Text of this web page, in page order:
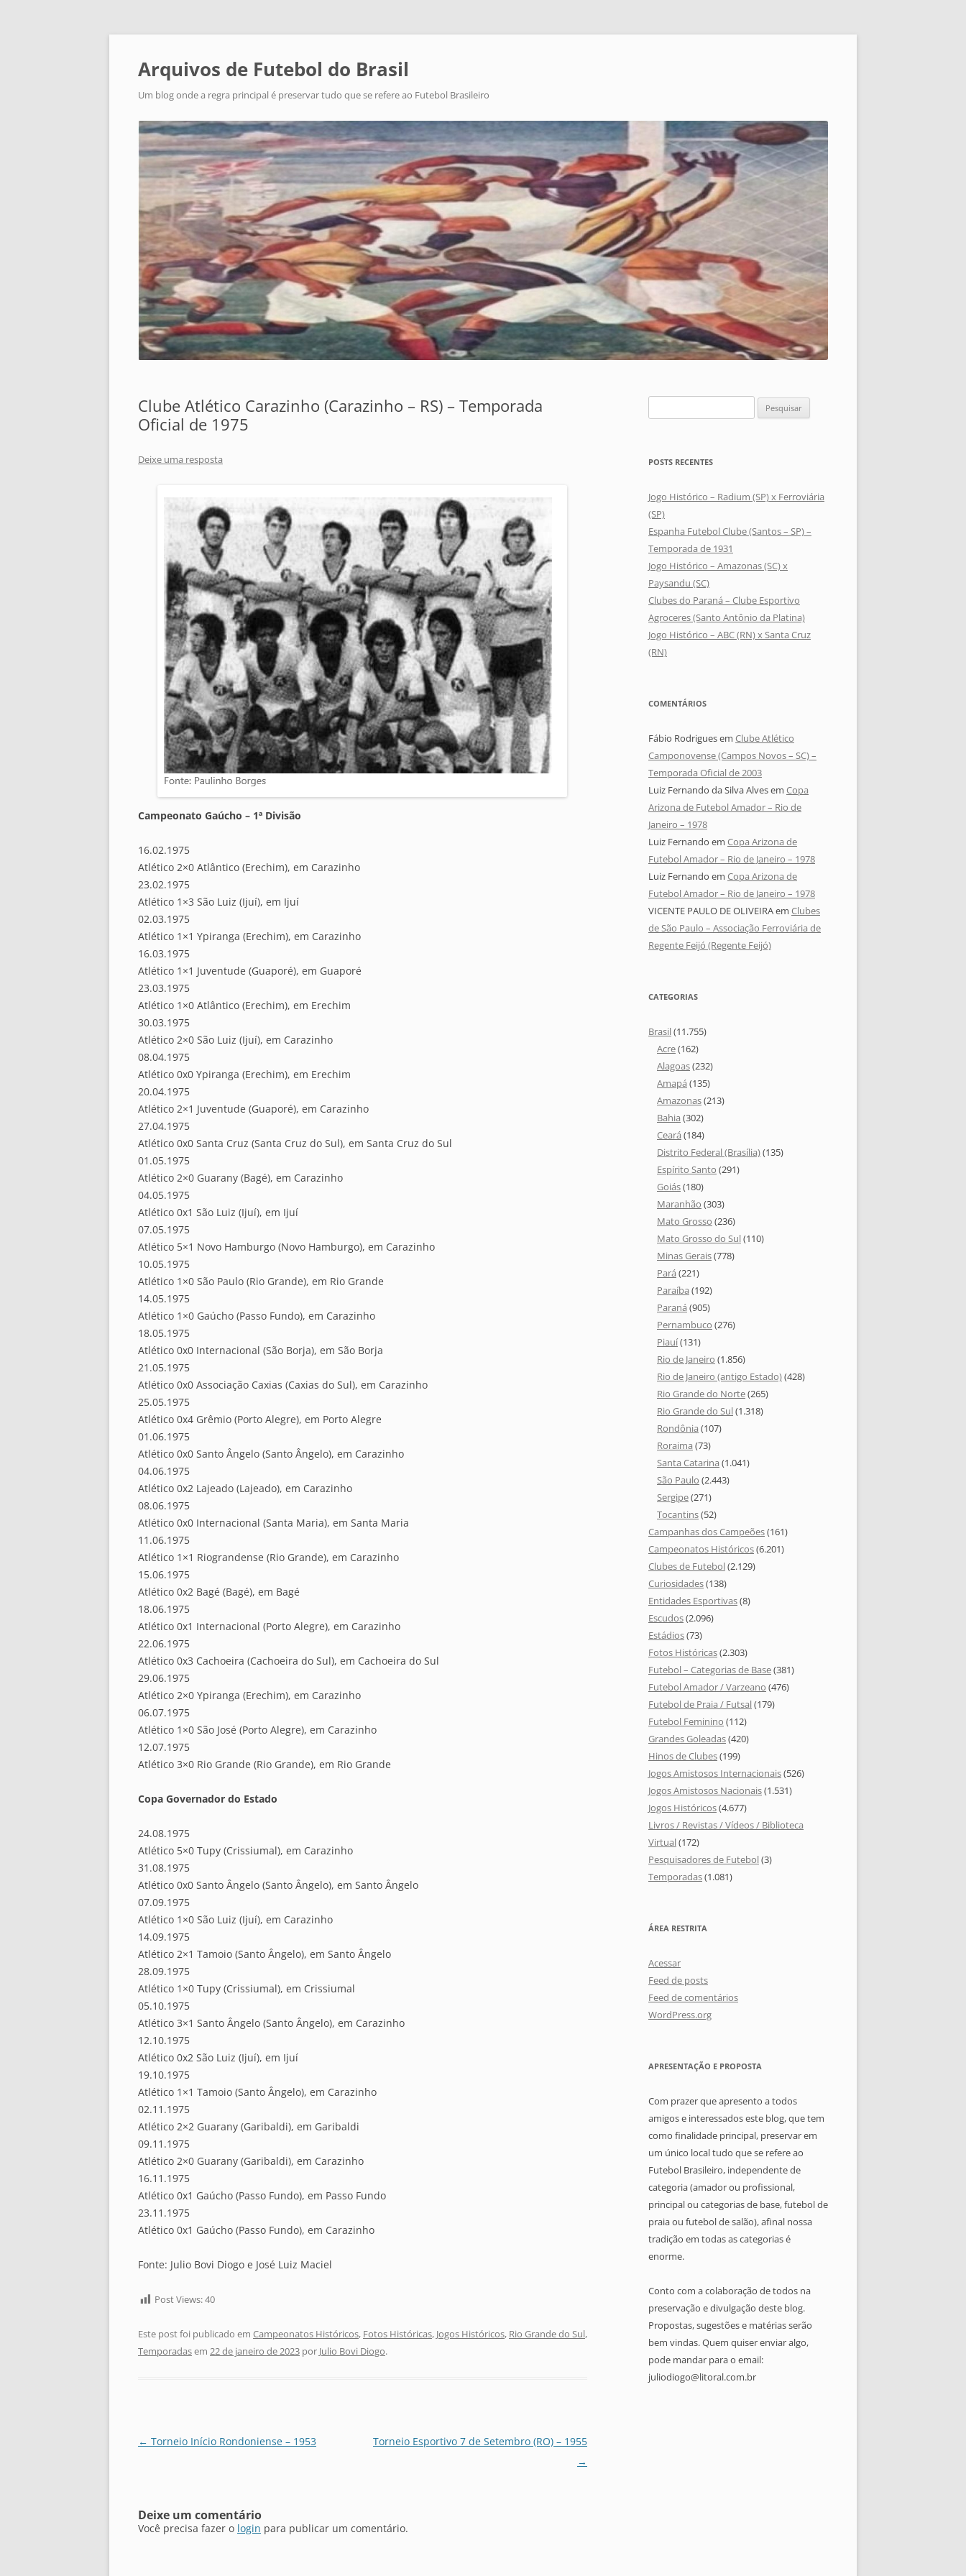
Arquivos de Futebol do Brasil
Um blog onde a regra principal é preservar tudo que se refere ao Futebol Brasileiro
Clube Atlético Carazinho (Carazinho – RS) – Temporada
Oficial de 1975
Deixe uma resposta
Campeonato Gaúcho – 1ª Divisão
16.02.1975
Atlético 2×0 Atlântico (Erechim), em Carazinho
23.02.1975
Atlético 1×3 São Luiz (Ijuí), em Ijuí
02.03.1975
Atlético 1×1 Ypiranga (Erechim), em Carazinho
16.03.1975
Atlético 1×1 Juventude (Guaporé), em Guaporé
23.03.1975
Atlético 1×0 Atlântico (Erechim), em Erechim
30.03.1975
Atlético 2×0 São Luiz (Ijuí), em Carazinho
08.04.1975
Atlético 0x0 Ypiranga (Erechim), em Erechim
20.04.1975
Atlético 2×1 Juventude (Guaporé), em Carazinho
27.04.1975
Atlético 0x0 Santa Cruz (Santa Cruz do Sul), em Santa Cruz do Sul
01.05.1975
Atlético 2×0 Guarany (Bagé), em Carazinho
04.05.1975
Atlético 0x1 São Luiz (Ijuí), em Ijuí
07.05.1975
Atlético 5×1 Novo Hamburgo (Novo Hamburgo), em Carazinho
10.05.1975
Atlético 1×0 São Paulo (Rio Grande), em Rio Grande
14.05.1975
Atlético 1×0 Gaúcho (Passo Fundo), em Carazinho
18.05.1975
Atlético 0x0 Internacional (São Borja), em São Borja
21.05.1975
Atlético 0x0 Associação Caxias (Caxias do Sul), em Carazinho
25.05.1975
Atlético 0x4 Grêmio (Porto Alegre), em Porto Alegre
01.06.1975
Atlético 0x0 Santo Ângelo (Santo Ângelo), em Carazinho
04.06.1975
Atlético 0x2 Lajeado (Lajeado), em Carazinho
08.06.1975
Atlético 0x0 Internacional (Santa Maria), em Santa Maria
11.06.1975
Atlético 1×1 Riograndense (Rio Grande), em Carazinho
15.06.1975
Atlético 0x2 Bagé (Bagé), em Bagé
18.06.1975
Atlético 0x1 Internacional (Porto Alegre), em Carazinho
22.06.1975
Atlético 0x3 Cachoeira (Cachoeira do Sul), em Cachoeira do Sul
29.06.1975
Atlético 2×0 Ypiranga (Erechim), em Carazinho
06.07.1975
Atlético 1×0 São José (Porto Alegre), em Carazinho
12.07.1975
Atlético 3×0 Rio Grande (Rio Grande), em Rio Grande
Copa Governador do Estado
24.08.1975
Atlético 5×0 Tupy (Crissiumal), em Carazinho
31.08.1975
Atlético 0x0 Santo Ângelo (Santo Ângelo), em Santo Ângelo
07.09.1975
Atlético 1×0 São Luiz (Ijuí), em Carazinho
14.09.1975
Atlético 2×1 Tamoio (Santo Ângelo), em Santo Ângelo
28.09.1975
Atlético 1×0 Tupy (Crissiumal), em Crissiumal
05.10.1975
Atlético 3×1 Santo Ângelo (Santo Ângelo), em Carazinho
12.10.1975
Atlético 0x2 São Luiz (Ijuí), em Ijuí
19.10.1975
Atlético 1×1 Tamoio (Santo Ângelo), em Carazinho
02.11.1975
Atlético 2×2 Guarany (Garibaldi), em Garibaldi
09.11.1975
Atlético 2×0 Guarany (Garibaldi), em Carazinho
16.11.1975
Atlético 0x1 Gaúcho (Passo Fundo), em Passo Fundo
23.11.1975
Atlético 0x1 Gaúcho (Passo Fundo), em Carazinho
Fonte: Julio Bovi Diogo e José Luiz Maciel
Post Views:40
Este post foi publicado em Campeonatos Históricos, Fotos Históricas, Jogos Históricos, Rio Grande do Sul,
Temporadasem 22 de janeiro de 2023 por Julio Bovi Diogo.
Navegação
← Torneio Início Rondoniense – 1953
Torneio Esportivo 7 de Setembro (RO) – 1955
→
Deixe um comentário
Você precisa fazer o login para publicar um comentário.
por:
POSTS RECENTES
Jogo Histórico – Radium (SP) x Ferroviária
(SP)
Espanha Futebol Clube (Santos – SP) –
Temporada de 1931
Jogo Histórico – Amazonas (SC) x
Paysandu (SC)
Clubes do Paraná – Clube Esportivo
Agroceres (Santo Antônio da Platina)
Jogo Histórico – ABC (RN) x Santa Cruz
(RN)
COMENTÁRIOS
Fábio Rodriguesem Clube Atlético
Camponovense (Campos Novos – SC) –
Temporada Oficial de 2003
Luiz Fernando da Silva Alvesem Copa
Arizona de Futebol Amador – Rio de
Janeiro – 1978
Luiz Fernando em Copa Arizona de
Futebol Amador – Rio de Janeiro – 1978
Luiz Fernando em Copa Arizona de
Futebol Amador – Rio de Janeiro – 1978
VICENTE PAULO DE OLIVEIRAem Clubes
de São Paulo – Associação Ferroviária de
Regente Feijó (Regente Feijó)
CATEGORIAS
Brasil(11.755)
Acre(162)
Alagoas(232)
Amapá (135)
Amazonas(213)
Bahia (302)
Ceará (184)
Distrito Federal (Brasília)(135)
Espírito Santo (291)
Goiás(180)
Maranhão (303)
Mato Grosso (236)
Mato Grosso do Sul(110)
Minas Gerais(778)
Pará (221)
Paraíba (192)
Paraná (905)
Pernambuco (276)
Piauí(131)
Rio de Janeiro (1.856)
Rio de Janeiro (antigo Estado)(428)
Rio Grande do Norte(265)
Rio Grande do Sul(1.318)
Rondônia (107)
Roraima (73)
Santa Catarina (1.041)
São Paulo (2.443)
Sergipe(271)
Tocantins(52)
Campanhas dos Campeões(161)
Campeonatos Históricos(6.201)
Clubes de Futebol(2.129)
Curiosidades(138)
Entidades Esportivas(8)
Escudos(2.096)
Estádios(73)
Fotos Históricas(2.303)
Futebol – Categorias de Base(381)
Futebol Amador / Varzeano (476)
Futebol de Praia / Futsal(179)
Futebol Feminino (112)
Grandes Goleadas(420)
Hinos de Clubes(199)
Jogos Amistosos Internacionais(526)
Jogos Amistosos Nacionais(1.531)
Jogos Históricos(4.677)
Livros / Revistas / Vídeos / Biblioteca
Virtual(172)
Pesquisadores de Futebol(3)
Temporadas(1.081)
ÁREA RESTRITA
Acessar
Feed de posts
Feed de comentários
WordPress.org
APRESENTAÇÃO E PROPOSTA
Com prazer que apresento a todos
amigos e interessados este blog, que tem
como finalidade principal, preservar em
um único local tudo que se refere ao
Futebol Brasileiro, independente de
categoria (amador ou profissional,
principal ou categorias de base, futebol de
praia ou futebol de salão), afinal nossa
tradição em todas as categorias é
enorme.
Conto com a colaboração de todos na
preservação e divulgação deste blog.
Propostas, sugestões e matérias serão
bem vindas. Quem quiser enviar algo,
pode mandar para o email:
juliodiogo@litoral.com.br